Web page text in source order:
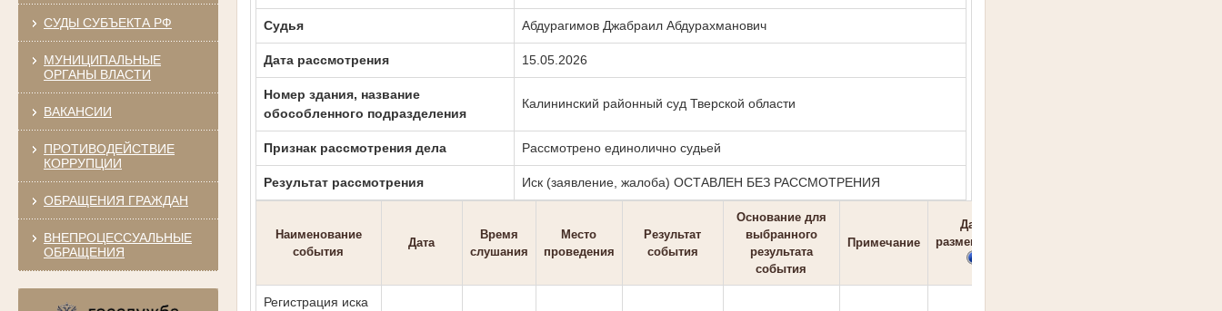
СУДЫ СУБЪЕКТА РФ
МУНИЦИПАЛЬНЫЕ
ОРГАНЫ ВЛАСТИ
ВАКАНСИИ
ПРОТИВОДЕЙСТВИЕ
КОРРУПЦИИ
ОБРАЩЕНИЯ ГРАЖДАН
ВНЕПРОЦЕССУАЛЬНЫЕ
ОБРАЩЕНИЯ
Судья Абдурагимов Джабраил Абдурахманович
Дата рассмотрения 15.05.2026
Номер здания, название
обособленного подразделения
Калининский районный суд Тверской области
Признак рассмотрения дела Рассмотрено единолично судьей
Результат рассмотрения Иск (заявление, жалоба) ОСТАВЛЕН БЕЗ РАССМОТРЕНИЯ
Наименование
события
Дата
Время
слушания
Место
проведения
Результат
события
Основание для
выбранного
результата
события
Примечание
Дата
размещения
Регистрация иска